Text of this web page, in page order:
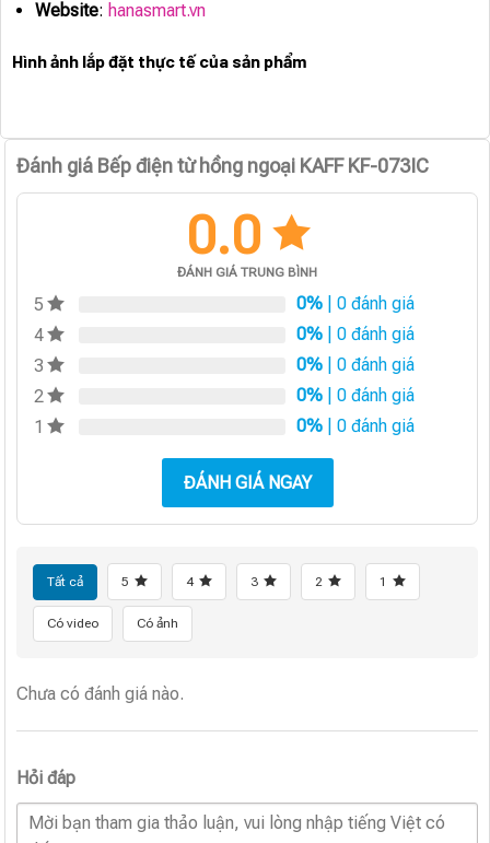
Website: hanasmart.vn
Hình ảnh lắp đặt thực tế của sản phẩm
Đánh giá Bếp điện từ hồng ngoại KAFF KF-073IC
0.0
ĐÁNH GIÁ TRUNG BÌNH
5 0% | 0 đánh giá
4
0% | 0 đánh giá
3
0% | 0 đánh giá
2
0% | 0 đánh giá
1
0% | 0 đánh giá
ĐÁNH GIÁ NGAY
Tất cả 5 4 3 2 1
Có video Có ảnh
Chưa có đánh giá nào.
Hỏi đáp